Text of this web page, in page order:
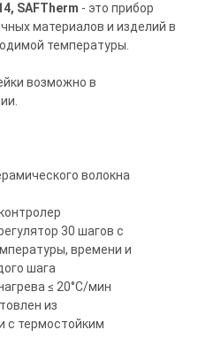
SAFTherm - это прибор
материалов и изделий в
температуры.
возможно в
волокна
30 шагов с
времени и
шага
≤ 20°С/мин
из
с термостойким